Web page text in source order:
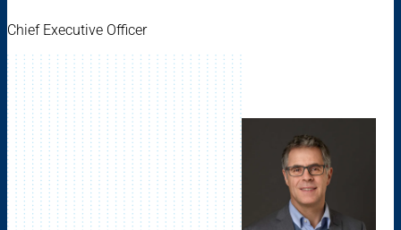
Chief Executive Officer